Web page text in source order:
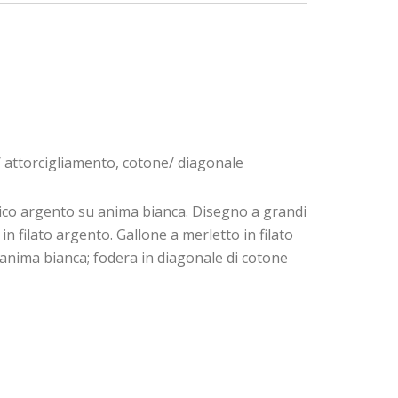
cotone/ diagonale
argento su anima bianca. Disegno a grandi
filato argento. Gallone a merletto in filato
bianca; fodera in diagonale di cotone